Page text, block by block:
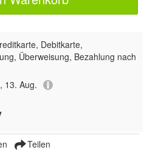
Debitkarte,
Überweisung, Bezahlung nach
13. Aug.
Teilen